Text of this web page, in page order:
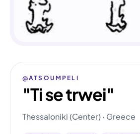
@ATSOUMPELI
"Ti se trwei"
Thessaloniki (Center) · Greece